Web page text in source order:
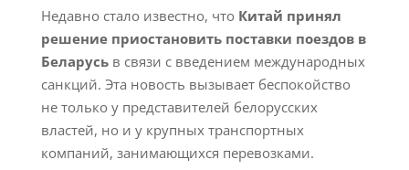
Недавно стало известно, что Китай принял
решение приостановить поставки поездов в
Беларусьв связи с введением международных
санкций. Эта новость вызывает беспокойство
не только у представителей белорусских
властей, но и у крупных транспортных
компаний, занимающихся перевозками.